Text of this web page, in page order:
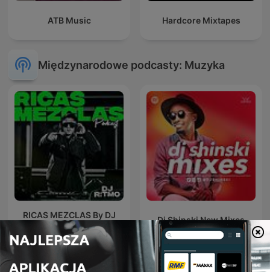
ATB Music Hardcore Mixtapes
Międzynarodowe podcasty: Muzyka
RICAS MEZCLAS By DJ
RITMO
Dj Shinski New Mixes